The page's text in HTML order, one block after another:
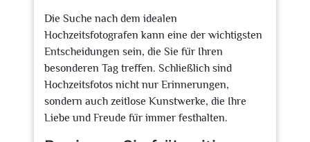
Die Suche nach dem idealen
Hochzeitsfotografen kann eine der wichtigsten
Entscheidungen sein, die Sie für Ihren
besonderen Tag treffen. Schließlich sind
Hochzeitsfotos nicht nur Erinnerungen,
sondern auch zeitlose Kunstwerke, die Ihre
Liebe und Freude für immer festhalten.